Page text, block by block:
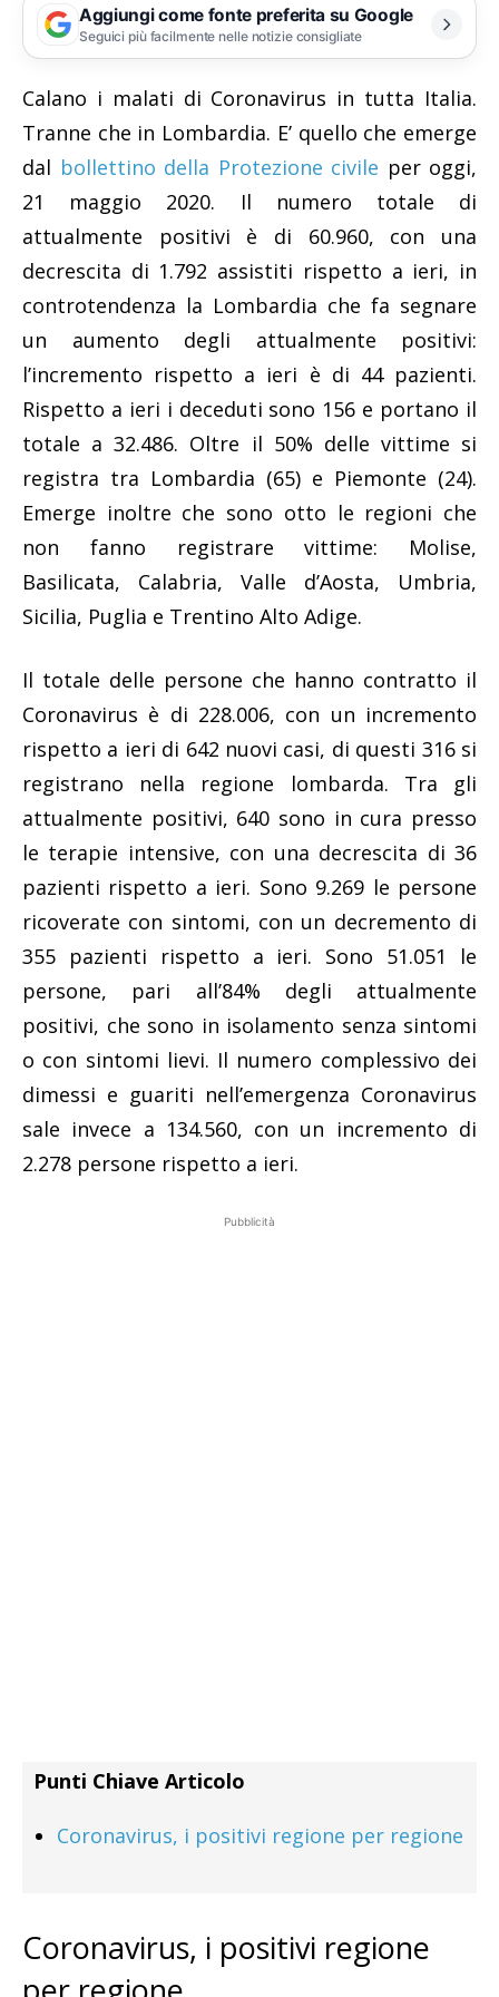
Aggiungi come fonte preferita su Google
Seguici più facilmente nelle notizie consigliate
Calano i malati di Coronavirus in tutta Italia.
Tranne che in Lombardia. E’ quello che emerge
dal bollettino della Protezione civile per oggi,
21 maggio 2020. Il numero totale di
attualmente positivi è di 60.960, con una
decrescita di 1.792 assistiti rispetto a ieri, in
controtendenza la Lombardia che fa segnare
un aumento degli attualmente positivi:
l’incremento rispetto a ieri è di 44 pazienti.
Rispetto a ieri i deceduti sono 156 e portano il
totale a 32.486. Oltre il 50% delle vittime si
registra tra Lombardia (65) e Piemonte (24).
Emerge inoltre che sono otto le regioni che
non fanno registrare vittime: Molise,
Basilicata, Calabria, Valle d’Aosta, Umbria,
Sicilia, Puglia e Trentino Alto Adige.
Il totale delle persone che hanno contratto il
Coronavirus è di 228.006, con un incremento
rispetto a ieri di 642 nuovi casi, di questi 316 si
registrano nella regione lombarda. Tra gli
attualmente positivi, 640 sono in cura presso
le terapie intensive, con una decrescita di 36
pazienti rispetto a ieri. Sono 9.269 le persone
ricoverate con sintomi, con un decremento di
355 pazienti rispetto a ieri. Sono 51.051 le
persone, pari all’84% degli attualmente
positivi, che sono in isolamento senza sintomi
o con sintomi lievi. Il numero complessivo dei
dimessi e guariti nell’emergenza Coronavirus
sale invece a 134.560, con un incremento di
2.278 persone rispetto a ieri.
Pubblicità
Punti Chiave Articolo
Coronavirus, i positivi regione per regione
Coronavirus, i positivi regione